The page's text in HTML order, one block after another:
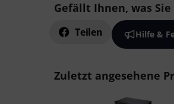
Gefällt Ihnen, was Sie
Teilen Hilfe &
Zuletzt angesehene